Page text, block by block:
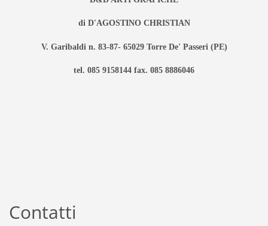
di D'AGOSTINO CHRISTIAN
V. Garibaldi n. 83-87- 65029 Torre De' Passeri (PE)
tel. 085 9158144 fax. 085 8886046
Contatti